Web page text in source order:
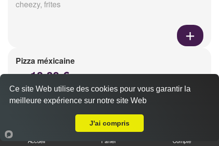
cheezy, frites
Pizza méxicaine
10.00 €
Base sauce barbecue, fromage, viande hachée,
Accueil Panier Compte
Ce site Web utilise des cookies pour vous garantir la
meilleure expérience sur notre site Web
J'ai compris